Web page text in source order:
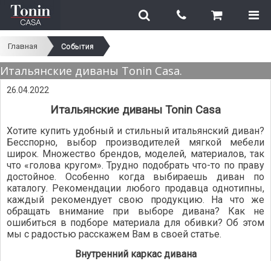
Главная События
Итальянские диваны Tonin Casa.
26.04.2022
Итальянские диваны Tonin Casa
Хотите купить удобный и стильный итальянский диван?
Бесспорно, выбор производителей мягкой мебели
широк. Множество брендов, моделей, материалов, так
что «голова кругом». Трудно подобрать что-то по праву
достойное. Особенно когда выбираешь диван по
каталогу. Рекомендации любого продавца однотипны,
каждый рекомендует свою продукцию. На что же
обращать внимание при выборе дивана? Как не
ошибиться в подборе материала для обивки? Об этом
мы с радостью расскажем Вам в своей статье.
Внутренний каркас дивана